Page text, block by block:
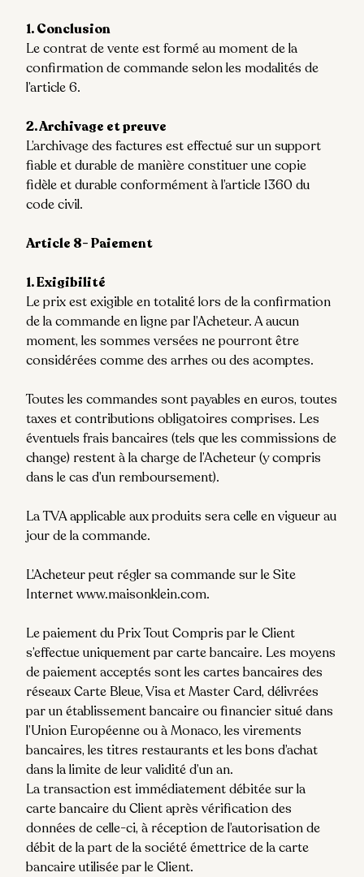
1. Conclusion
Le contrat de vente est formé au moment de la
confirmation de commande selon les modalités de
l’article 6.
2. Archivage et preuve
L’archivage des factures est effectué sur un support
fiable et durable de manière constituer une copie
fidèle et durable conformément à l’article 1360 du
code civil.
Article 8- Paiement
1. Exigibilité
Le prix est exigible en totalité lors de la confirmation
de la commande en ligne par l’Acheteur. A aucun
moment, les sommes versées ne pourront être
considérées comme des arrhes ou des acomptes.
Toutes les commandes sont payables en euros, toutes
taxes et contributions obligatoires comprises. Les
éventuels frais bancaires (tels que les commissions de
change) restent à la charge de l’Acheteur (y compris
dans le cas d’un remboursement).
La TVA applicable aux produits sera celle en vigueur au
jour de la commande.
L’Acheteur peut régler sa commande sur le Site
Internetwww.maisonklein.com.
Le paiement du Prix Tout Compris par le Client
s’effectue uniquement par carte bancaire. Les moyens
de paiement acceptés sont les cartes bancaires des
réseaux Carte Bleue, Visa et Master Card, délivrées
par un établissement bancaire ou financier situé dans
l’Union Européenne ou à Monaco, les virements
bancaires, les titres restaurants et les bons d’achat
dans la limite de leur validité d’un an.
La transaction est immédiatement débitée sur la
carte bancaire du Client après vérification des
données de celle-ci, à réception de l’autorisation de
débit de la part de la société émettrice de la carte
bancaire utilisée par le Client.